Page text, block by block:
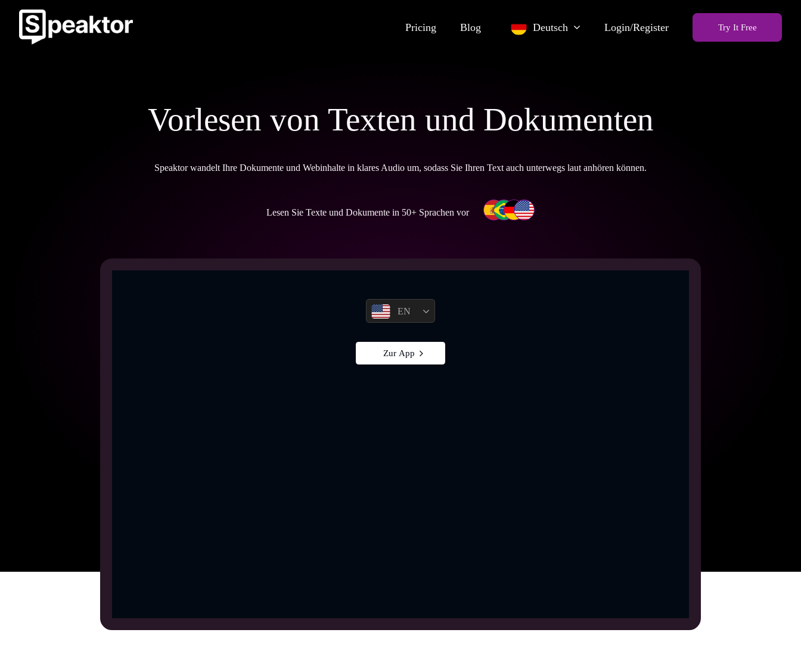
Pricing Blog Deutsch Login/Register Try It Free
Vorlesen von Texten und Dokumenten
Speaktor wandelt Ihre Dokumente und Webinhalte in klares Audio um, sodass Sie Ihren Text auch unterwegs laut anhören können.
Lesen Sie Texte und Dokumente in 50+ Sprachen vor
EN
Zur App